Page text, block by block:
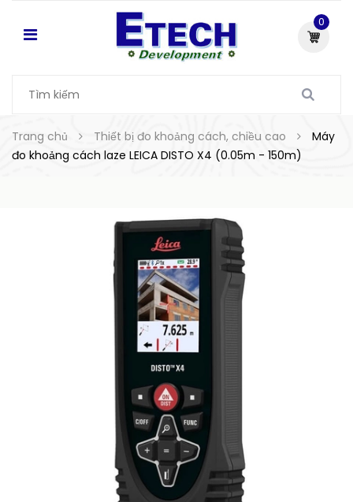
0
Trang chủ Thiết bị đo khoảng cách, chiều cao
Máy
đo khoảng cách laze LEICA DISTO X4 (0.05m - 150m)